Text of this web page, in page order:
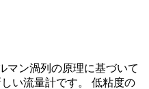
マン渦列の原理に基づいて
い流量計です。 低粘度の